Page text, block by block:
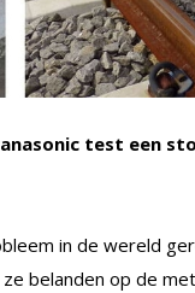
test een
in de wereld
belanden op de